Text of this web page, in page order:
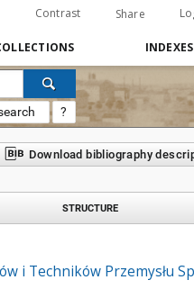
Contrast Share
INDEXES
?
Download bibliography
STRUCTURE
i Techników Przemysłu